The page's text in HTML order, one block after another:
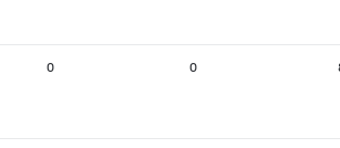
0 0